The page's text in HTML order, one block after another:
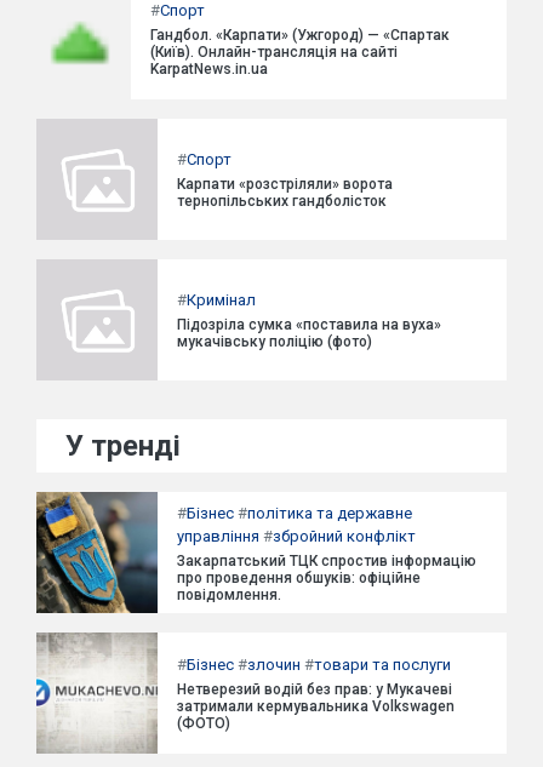
#Спорт
Гандбол. «Карпати» (Ужгород) — «Спартак
(Київ). Онлайн-трансляція на сайті
KarpatNews.in.ua
#Спорт
Карпати «розстріляли» ворота
тернопільських гандболісток
#Кримінал
Підозріла сумка «поставила на вуха»
мукачівську поліцію (фото)
У тренді
#Бізнес #політика та державне
управління #збройний конфлікт
Закарпатський ТЦК спростив інформацію
про проведення обшуків: офіційне
повідомлення.
#Бізнес #злочин #товари та послуги
Нетверезий водій без прав: у Мукачеві
затримали кермувальника Volkswagen
(ФОТО)